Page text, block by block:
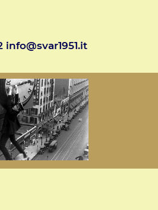
info@svar1951.it